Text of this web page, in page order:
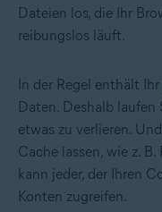
Dateien los, die Ihr
reibungslos läuft.
In der Regel enthält Ihr
Daten. Deshalb laufen
etwas zu verlieren.
Cache lassen, wie z.
kann jeder, der Ihren
Konten zugreifen.